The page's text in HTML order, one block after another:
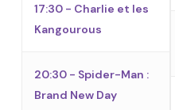
17:30 - Charlie et les
Kangourous
20:30 - Spider-Man :
Brand New Day